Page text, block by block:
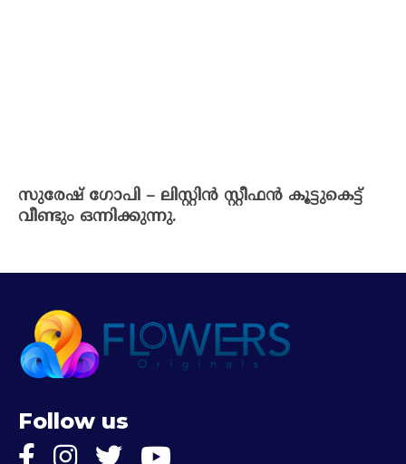
സുരേഷ് ഗോപി – ലിസ്റ്റിൻ സ്റ്റീഫൻ കൂട്ടുകെട്ട്
വീണ്ടും ഒന്നിക്കുന്നു.
Follow us